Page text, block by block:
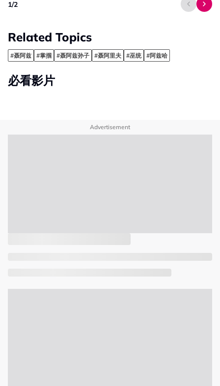
1/2
Related Topics
#聂阿兹 #掌掴 #聂阿兹孙子 #聂阿里夫 #巫统 #阿兹哈
必看影片
Advertisement